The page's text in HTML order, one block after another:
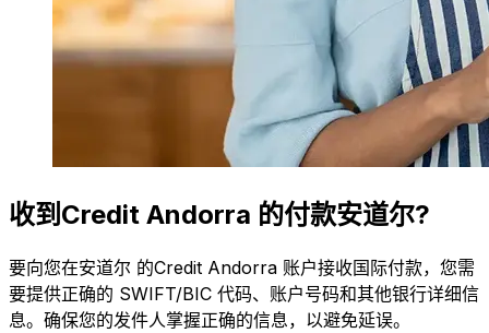
收到Credit Andorra 的付款安道尔?
要向您在安道尔 的Credit Andorra 账户接收国际付款，您需
要提供正确的 SWIFT/BIC 代码、账户号码和其他银行详细信
息。确保您的发件人掌握正确的信息，以避免延误。